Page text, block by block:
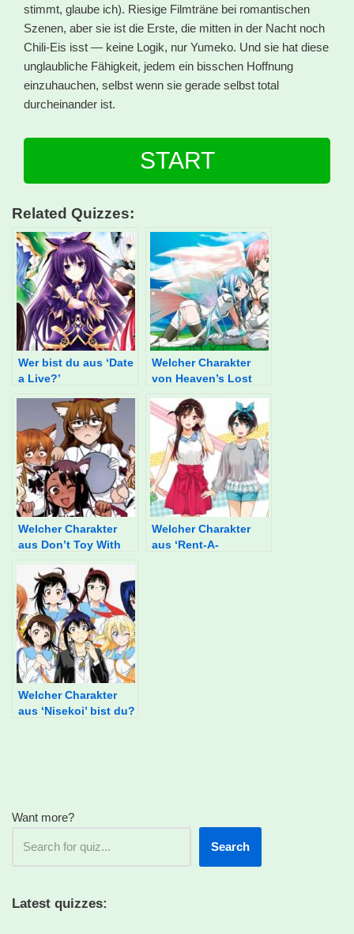
stimmt, glaube ich). Riesige Filmträne bei romantischen
Szenen, aber sie ist die Erste, die mitten in der Nacht noch
Chili-Eis isst — keine Logik, nur Yumeko. Und sie hat diese
unglaubliche Fähigkeit, jedem ein bisschen Hoffnung
einzuhauchen, selbst wenn sie gerade selbst total
durcheinander ist.
START
Related Quizzes:
Wer bist du aus ‘Date
a Live?’
Welcher Charakter
von Heaven’s Lost
Welcher Charakter
aus Don’t Toy With
bist du?
Welcher Charakter
aus ‘Rent-A-
Welcher Charakter
aus ‘Nisekoi’ bist du?
Want more?
Search
Latest quizzes: